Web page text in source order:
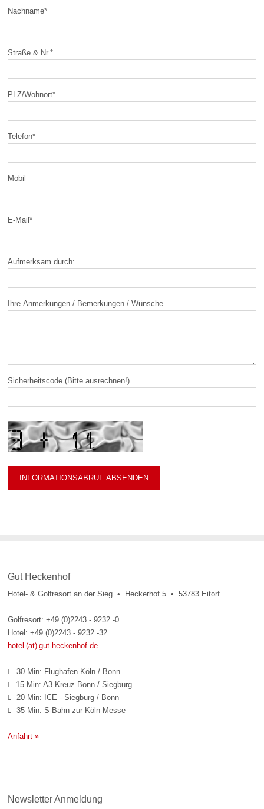
Nachname*
Straße & Nr.*
PLZ/Wohnort*
Telefon*
Mobil
E-Mail*
Aufmerksam durch:
Ihre Anmerkungen / Bemerkungen / Wünsche
Sicherheitscode (Bitte ausrechnen!)
Gut Heckenhof
Hotel- & Golfresort an der Sieg • Heckerhof 5 • 53783 Eitorf
Golfresort: +49 (0)2243 - 9232 -0
Hotel: +49 (0)2243 - 9232 -32
hotel (at) gut-heckenhof.de
 30 Min: Flughafen Köln / Bonn
 15 Min: A3 Kreuz Bonn / Siegburg
 20 Min: ICE - Siegburg / Bonn
 35 Min: S-Bahn zur Köln-Messe
Anfahrt »
Newsletter Anmeldung